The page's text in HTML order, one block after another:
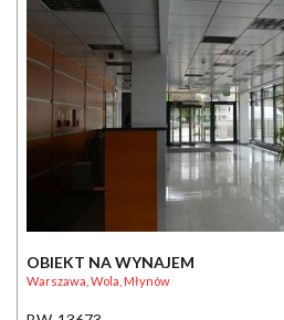
OBIEKT NA WYNAJEM
Warszawa, Wola, Młynów